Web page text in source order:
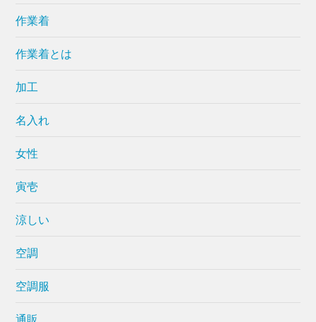
作業着
作業着とは
加工
名入れ
女性
寅壱
涼しい
空調
空調服
通販